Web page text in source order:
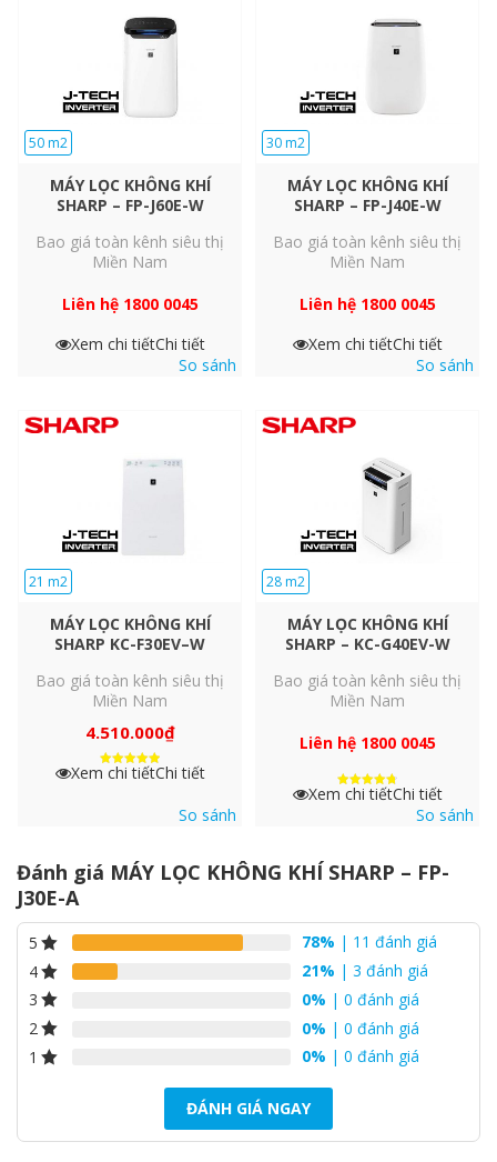
Chế độ Haze thông minh
Cho phép máy tự động vận hành quạt với tốc độ cao trong 60
và cao trong mỗi 20 phút kế tiếp để tăng khả năng lọc khí và giải
Máy lọc không khí Sharp FP-J30E-A gọn đẹp, sang trọng, tiện ích,
sản phẩm công nghệ hỗ trợ bảo vệ sức khỏe
50 m2
MÁY LỌC KHÔNG KHÍ
SHARP – FP-J60E-W
Bao giá toàn kênh siêu thị
Miền Nam
Liên hệ 1800 0045
Xem chi tiếtChi tiết
So sánh
30 m2
MÁY LỌC KHÔNG KHÍ
SHARP – FP-J40E-W
Bao giá toàn kênh siêu thị
Miền Nam
Liên hệ 1800 0045
Xem chi tiếtChi tiết
So sánh
21 m2
MÁY LỌC KHÔNG KHÍ
SHARP KC-F30EV–W
Bao giá toàn kênh siêu thị
Miền Nam
4.510.000₫
Được xếp
Xem chi tiếtChi tiết
So sánh
28 m2
MÁY LỌC KHÔNG KHÍ
SHARP – KC-G40EV-W
Bao giá toàn kênh siêu thị
Miền Nam
Liên hệ 1800 0045
Được xếp
Xem chi tiếtChi tiết
So sánh
Đánh giá MÁY LỌC KHÔNG KHÍ SHARP – FP-
J30E-A
5 78% | 11 đánh giá
4
21% | 3 đánh giá
3
0% | 0 đánh giá
2
0% | 0 đánh giá
1
0% | 0 đánh giá
ĐÁNH GIÁ NGAY